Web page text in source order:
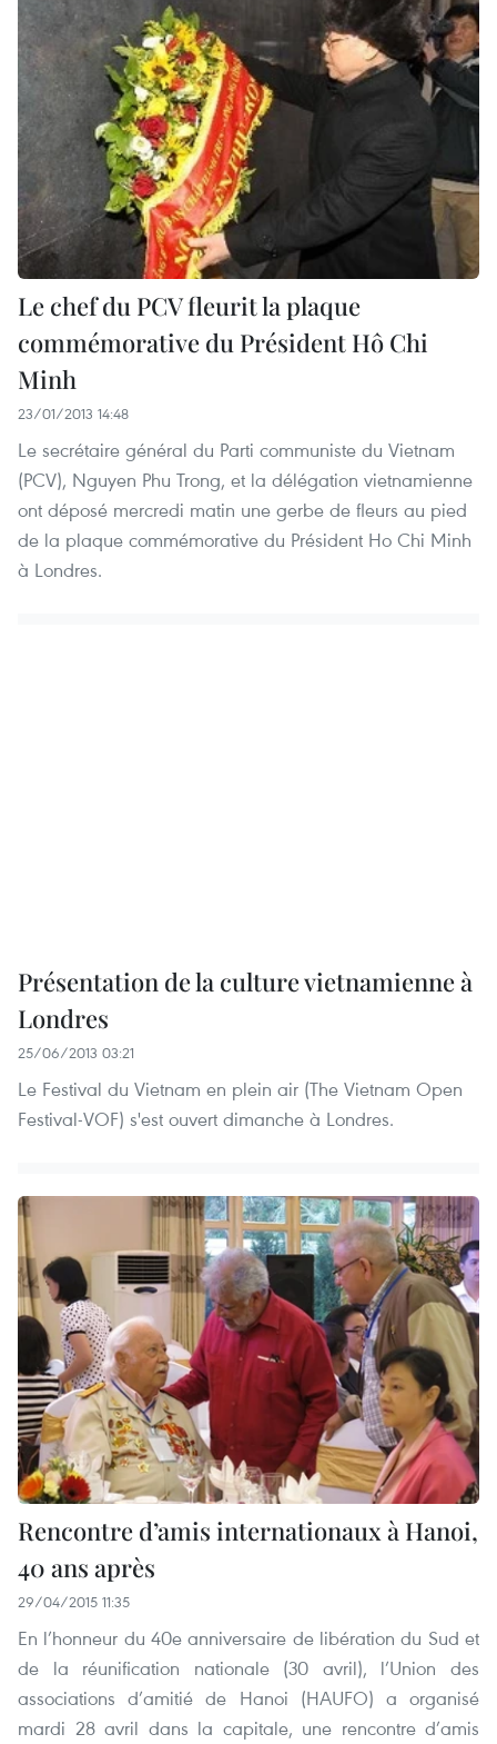
Le chef du PCV fleurit la plaque
commémorative du Président Hô Chi
Minh
23/01/2013 14:48
Le secrétaire général du Parti communiste du Vietnam
(PCV), Nguyen Phu Trong, et la délégation vietnamienne
ont déposé mercredi matin une gerbe de fleurs au pied
de la plaque commémorative du Président Ho Chi Minh
à Londres.
Présentation de la culture vietnamienne à
Londres
25/06/2013 03:21
Le Festival du Vietnam en plein air (The Vietnam Open
Festival-VOF) s'est ouvert dimanche à Londres.
Rencontre d’amis internationaux à Hanoi,
40 ans après
29/04/2015 11:35
En l’honneur du 40e anniversaire de libération du Sud et
de la réunification nationale (30 avril), l’Union des
associations d’amitié de Hanoi (HAUFO) a organisé
mardi 28 avril dans la capitale, une rencontre d’amis